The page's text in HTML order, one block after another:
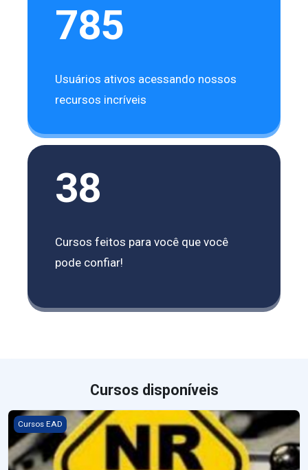
785
Usuários ativos acessando nossos
recursos incríveis
38
Cursos feitos para você que você
pode confiar!
Cursos disponíveis
Imagem do curso NR 12 - 2026
Cursos EAD